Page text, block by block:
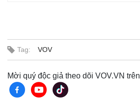
Thế giới
Tag: VOV
Mời quý độc giả theo dõi VOV.VN trên